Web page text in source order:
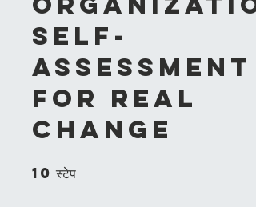
Self-
Assessment
for Real
Change
10 स्टेप